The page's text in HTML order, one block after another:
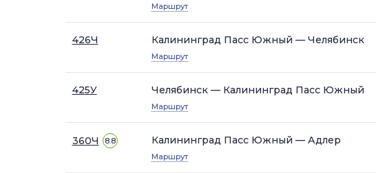
Маршрут
426Ч Калининград Пасс Южный — Челябинск
Маршрут
425У Челябинск — Калининград Пасс Южный
Маршрут
360Ч 8.8 Калининград Пасс Южный — Адлер
Маршрут